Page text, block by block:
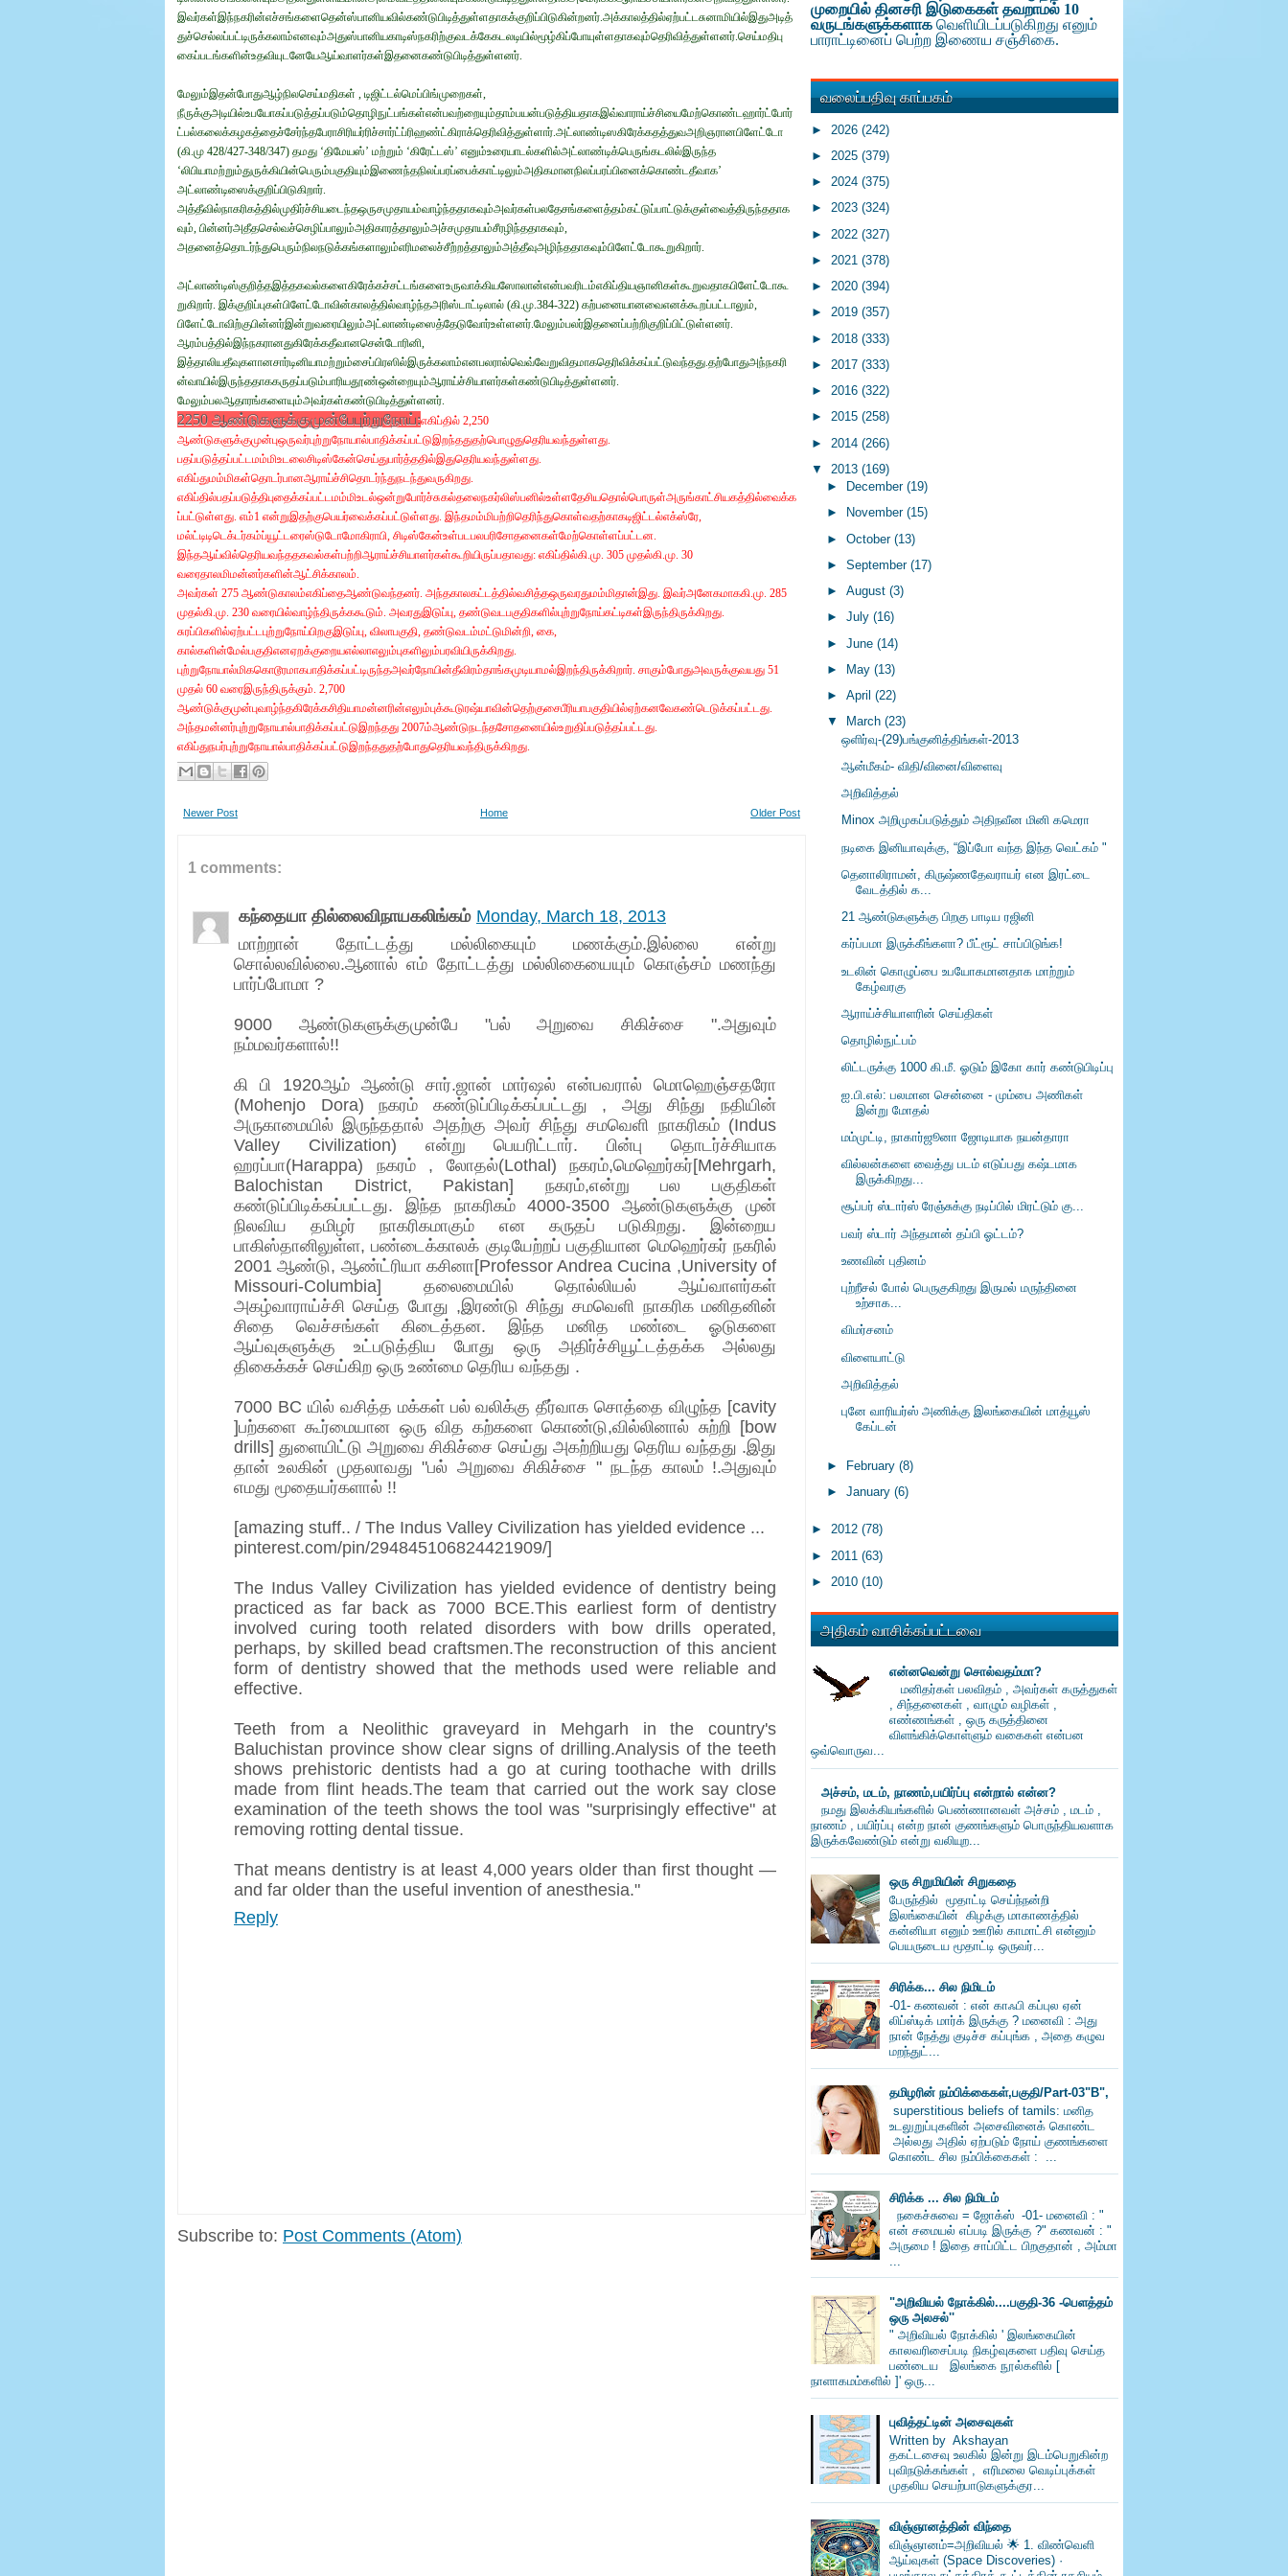
இவர்கள்இந்நகரின்எச்சங்களைதென்ஸ்பானியவில்கண்டுபிடித்துள்ளதாகக்குறிப்பிடுகின்றனர்.அக்காலத்தில்ஏற்பட்டசுனாமியில்இதுஅடித்
துச்செல்லப்பட்டிருக்கலாம்எனவும்அதுஸ்பானியகாடிஸ்நகரிற்குவடக்கேகடலடியில்மூழ்கிப்போயுள்ளதாகவும்தெரிவித்துள்ளனர்.செய்மதிபு
கைப்படங்களின்உதவியுடனேயேஆய்வாளர்கள்இதனைகண்டுபிடித்துள்ளனர்.
மேலும்இதன்போதுஆழ்நிலசெய்மதிகள் , டிஜிட்டல்மெப்பிங்முறைகள்,
நீருக்குஅடியில்உபயோகப்படுத்தப்படும்தொழிநுட்பங்கள்என்பவற்றையும்தாம்பயன்படுத்தியதாகஇவ்வாராய்ச்சியைமேற்கொண்டஹார்ட்போர்
ட்பல்கலைக்கழகத்தைச்சேர்ந்தபேராசிரியர்ரிச்சார்ட்ப்ரிஹண்ட்கிராக்தெரிவித்துள்ளார்.அட்லாண்டிஸகிரேக்கதத்துவஅறிஞரானபிளேட்டோ
(கி.மு 428/427-348/347) தமது ‘திமேயஸ்’ மற்றும் ‘கிரேட்டஸ்’ எனும்உரையாடல்களில்அட்லாண்டிக்பெருங்கடலில்இருந்த
‘லிபியாமற்றும்துருக்கியின்பெரும்பகுதியும்இணைந்தநிலப்பரப்பைக்காட்டிலும்அதிகமானநிலப்பரப்பினைக்கொண்டதீவாக’
அட்லாண்டிஸைக்குறிப்பிடுகிறார்.
அத்தீவில்நாகரிகத்தில்முதிர்ச்சியடைந்தஒருசமுதாயம்வாழ்ந்ததாகவும்அவர்கள்பலதேசங்களைத்தம்கட்டுப்பாட்டுக்குள்வைத்திருந்ததாக
வும், பின்னர்அதீதசெல்வச்செழிப்பாலும்அதிகாரத்தாலும்அச்சமுதாயம்சீரழிந்ததாகவும்,
அதனைத்தொடர்ந்துபெரும்நிலநடுக்கங்களாலும்எரிமலைச்சீற்றத்தாலும்அத்தீவுஅழிந்ததாகவும்பிளேட்டோகூறுகிறார்.
அட்லாண்டிஸ்குறித்தஇத்தகவல்களைகிரேக்கச்சட்டங்களைஉருவாக்கியஸோலான்என்பவரிடம்எகிப்தியஞானிகள்கூறுவதாகபிளேட்டோகூ
றுகிறார். இக்குறிப்புகள்பிளேட்டோவின்காலத்தில்வாழ்ந்தஅரிஸ்டாட்டிலால் (கி.மு.384-322) கற்பனையானவைஎனக்கூறப்பட்டாலும்,
பிளேட்டோவிற்குபின்னர்இன்றுவரையிலும்அட்லாண்டிஸைத்தேடுவோர்உள்ளனர்.மேலும்பலர்இதனைப்பற்றிகுறிப்பிட்டுள்ளனர்.
ஆரம்பத்தில்இந்நகரானதுகிரேக்கதீவானசென்டோரினி,
இத்தாலியதீவுகளானசார்டினியாமற்றும்சைப்பிரஸில்இருக்கலாம்எனபலரால்வெவ்வேறுவிதமாகதெரிவிக்கப்பட்டுவந்தது.தற்போதுஅந்நகரி
ன்வாயில்இருந்ததாககருதப்படும்பாரியதூண்ஒன்றையும்ஆராய்ச்சியாளர்கள்கண்டுபிடித்துள்ளனர்.
மேலும்பலஆதாரங்களையும்அவர்கள்கண்டுபிடித்துள்ளனர்.
2250 ஆண்டுகளுக்குமுன்பேபுற்றுநோய்:எகிப்தில் 2,250
ஆண்டுகளுக்குமுன்புஒருவர்புற்றுநோயால்பாதிக்கப்பட்டுஇறந்ததுதற்பொழுதுதெரியவந்துள்ளது.
பதப்படுத்தப்பட்டமம்மிஉடலைசிடிஸ்கேன்செய்துபார்த்ததில்இதுதெரியவந்துள்ளது.
எகிப்துமம்மிகள்தொடர்பானஆராய்ச்சிதொடர்ந்துநடந்துவருகிறது.
எகிப்தில்பதப்படுத்திபுதைக்கப்பட்டமம்மிஉடல்ஒன்றுபோர்ச்சுகல்தலைநகர்லிஸ்பனில்உள்ளதேசியதொல்பொருள்அருங்காட்சியகத்தில்வைக்க
ப்பட்டுள்ளது. எம்1 என்றுஇதற்குபெயர்வைக்கப்பட்டுள்ளது. இந்தமம்மிபற்றிதெரிந்துகொள்வதற்காகடிஜிட்டல்எக்ஸ்ரே,
மல்ட்டிடிடெக்டர்கம்ப்யூட்டரைஸ்டுடோமோகிராபி, சிடிஸ்கேன்உள்படபலபரிசோதனைகள்மேற்கொள்ளப்பட்டன.
இந்தஆய்வில்தெரியவந்ததகவல்கள்பற்றிஆராய்ச்சியாளர்கள்கூறியிருப்பதாவது: எகிப்தில்கி.மு. 305 முதல்கி.மு. 30
வரைதாலமிமன்னர்களின்ஆட்சிக்காலம்.
அவர்கள் 275 ஆண்டுகாலம்எகிப்தைஆண்டுவந்தனர். அந்தகாலகட்டத்தில்வசித்தஒருவரதுமம்மிதான்இது. இவர்அனேகமாககி.மு. 285
முதல்கி.மு. 230 வரையில்வாழ்ந்திருக்ககூடும். அவரதுஇடுப்பு, தண்டுவடபகுதிகளில்புற்றுநோய்கட்டிகள்இருந்திருக்கிறது.
சுரப்பிகளில்ஏற்பட்டபுற்றுநோய்பிறகுஇடுப்பு, விலாபகுதி, தண்டுவடம்மட்டுமின்றி, கை,
கால்களின்மேல்பகுதிஎனஏறக்குறையஎல்லாஎலும்புகளிலும்பரவியிருக்கிறது.
புற்றுநோயால்மிககொடூரமாகபாதிக்கப்பட்டிருந்தஅவர்நோயின்தீவிரம்தாங்கமுடியாமல்இறந்திருக்கிறார். சாகும்போதுஅவருக்குவயது 51
முதல் 60 வரைஇருந்திருக்கும். 2,700
ஆண்டுக்குமுன்புவாழ்ந்தகிரேக்கசிதியாமன்னரின்எலும்புக்கூடுரஷ்யாவின்தெற்குசைபீரியாபகுதியில்ஏற்கனவேகண்டெடுக்கப்பட்டது.
அந்தமன்னர்புற்றுநோயால்பாதிக்கப்பட்டுஇறந்தது 2007ம்ஆண்டுநடந்தசோதனையில்உறுதிப்படுத்தப்பட்டது.
எகிப்துநபர்புற்றுநோயால்பாதிக்கப்பட்டுஇறந்ததுதற்போதுதெரியவந்திருக்கிறது.
Newer Post Older Post
Home
1 comments:
கந்தையா தில்லைவிநாயகலிங்கம் Monday, March 18, 2013
மாற்றான் தோட்டத்து மல்லிகையும் மணக்கும்.இல்லை என்று
சொல்லவில்லை.ஆனால் எம் தோட்டத்து மல்லிகையையும் கொஞ்சம் மணந்து
பார்ப்போமா ?
9000 ஆண்டுகளுக்குமுன்பே "பல் அறுவை சிகிச்சை ".அதுவும்
நம்மவர்களால்!!
கி பி 1920ஆம் ஆண்டு சார்.ஜான் மார்ஷல் என்பவரால் மொஹெஞ்சதரோ
(Mohenjo Dora) நகரம் கண்டுப்பிடிக்கப்பட்டது , அது சிந்து நதியின்
அருகாமையில் இருந்ததால் அதற்கு அவர் சிந்து சமவெளி நாகரிகம் (Indus
Valley Civilization) என்று பெயரிட்டார். பின்பு தொடர்ச்சியாக
ஹரப்பா(Harappa) நகரம் , லோதல்(Lothal) நகரம்,மெஹெர்கர்[Mehrgarh,
Balochistan District, Pakistan] நகரம்,என்று பல பகுதிகள்
கண்டுப்பிடிக்கப்பட்டது. இந்த நாகரிகம் 4000-3500 ஆண்டுகளுக்கு முன்
நிலவிய தமிழர் நாகரிகமாகும் என கருதப் படுகிறது. இன்றைய
பாகிஸ்தானிலுள்ள, பண்டைக்காலக் குடியேற்றப் பகுதியான மெஹெர்கர் நகரில்
2001 ஆண்டு, ஆண்ட்ரியா கசினா[Professor Andrea Cucina ,University of
Missouri-Columbia] தலைமையில் தொல்லியல் ஆய்வாளர்கள்
அகழ்வாராய்ச்சி செய்த போது ,இரண்டு சிந்து சமவெளி நாகரிக மனிதனின்
சிதை வெச்சங்கள் கிடைத்தன. இந்த மனித மண்டை ஓடுகளை
ஆய்வுகளுக்கு உட்படுத்திய போது ஒரு அதிர்ச்சியூட்டத்தக்க அல்லது
திகைக்கச் செய்கிற ஒரு உண்மை தெரிய வந்தது .
7000 BC யில் வசித்த மக்கள் பல் வலிக்கு தீர்வாக சொத்தை விழுந்த [cavity
]பற்களை கூர்மையான ஒரு வித கற்களை கொண்டு,வில்லினால் சுற்றி [bow
drills] துளையிட்டு அறுவை சிகிச்சை செய்து அகற்றியது தெரிய வந்தது .இது
தான் உலகின் முதலாவது "பல் அறுவை சிகிச்சை " நடந்த காலம் !.அதுவும்
எமது மூதையர்களால் !!
[amazing stuff.. / The Indus Valley Civilization has yielded evidence ...
pinterest.com/pin/294845106824421909/]
The Indus Valley Civilization has yielded evidence of dentistry being
practiced as far back as 7000 BCE.This earliest form of dentistry
involved curing tooth related disorders with bow drills operated,
perhaps, by skilled bead craftsmen.The reconstruction of this ancient
form of dentistry showed that the methods used were reliable and
effective.
Teeth from a Neolithic graveyard in Mehgarh in the country's
Baluchistan province show clear signs of drilling.Analysis of the teeth
shows prehistoric dentists had a go at curing toothache with drills
made from flint heads.The team that carried out the work say close
examination of the teeth shows the tool was "surprisingly effective" at
removing rotting dental tissue.
That means dentistry is at least 4,000 years older than first thought —
and far older than the useful invention of anesthesia."
Reply
Subscribe to: Post Comments (Atom)
முறையில் தினசரி இடுகைகள் தவறாமல் 10
வருடங்களுக்களாக வெளியிடப்படுகிறது எனும்
பாராட்டினைப் பெற்ற இணைய சஞ்சிகை.
வலைப்பதிவு காப்பகம்
► 2026 (242)
► 2025 (379)
► 2024 (375)
► 2023 (324)
► 2022 (327)
► 2021 (378)
► 2020 (394)
► 2019 (357)
► 2018 (333)
► 2017 (333)
► 2016 (322)
► 2015 (258)
► 2014 (266)
▼ 2013 (169)
►
December (19)
►
November (15)
► October (13)
► September (17)
► August (3)
► July (16)
► June (14)
►
May (13)
► April (22)
▼
March (23)
ஒளிர்வு-(29)பங்குனித்திங்கள்-2013
ஆன்மீகம்- விதி/வினை/விளைவு
அறிவித்தல்
Minox அறிமுகப்படுத்தும் அதிநவீன மினி கமெரா
நடிகை இனியாவுக்கு, “இப்போ வந்த இந்த வெட்கம் "
தெனாலிராமன், கிருஷ்ணதேவராயர் என இரட்டை
வேடத்தில் க...
21 ஆண்டுகளுக்கு பிறகு பாடிய ரஜினி
கர்ப்பமா இருக்கீங்களா? பீட்ரூட் சாப்பிடுங்க!
உடலின் கொழுப்பை உபயோகமானதாக மாற்றும்
கேழ்வரகு
ஆராய்ச்சியாளரின் செய்திகள்
தொழில்நுட்பம்
லிட்டருக்கு 1000 கி.மீ. ஓடும் இகோ கார் கண்டுபிடிப்பு
ஐ.பி.எல்: பலமான சென்னை - மும்பை அணிகள்
இன்று மோதல்
மம்முட்டி, நாகார்ஜூனா ஜோடியாக நயன்தாரா
வில்லன்களை வைத்து படம் எடுப்பது கஷ்டமாக
இருக்கிறது...
சூப்பர் ஸ்டார்ஸ் ரேஞ்சுக்கு நடிப்பில் மிரட்டும் கு...
பவர் ஸ்டார் அந்தமான் தப்பி ஓட்டம்?
உணவின் புதினம்
புற்றீசல் போல் பெருகுகிறது இருமல் மருந்தினை
உற்சாக...
விமர்சனம்
விளையாட்டு
அறிவித்தல்
புனே வாரியர்ஸ் அணிக்கு இலங்கையின் மாத்யூஸ்
கேப்டன்
► February (8)
► January (6)
► 2012 (78)
► 2011 (63)
► 2010 (10)
அதிகம் வாசிக்கப்பட்டவை
என்னவென்று சொல்வதம்மா?
மனிதர்கள் பலவிதம் , அவர்கள் கருத்துகள்
, சிந்தனைகள் , வாழும் வழிகள் ,
எண்ணங்கள் , ஒரு கருத்தினை
விளங்கிக்கொள்ளும் வகைகள் என்பன
ஒவ்வொருவ...
அச்சம், மடம், நாணம்,பயிர்ப்பு என்றால் என்ன?
நமது இலக்கியங்களில் பெண்ணானவள் அச்சம் , மடம் ,
நாணம் , பயிர்ப்பு என்ற நான் குணங்களும் பொருந்தியவளாக
இருக்கவேண்டும் என்று வலியுற...
ஒரு சிறுமியின் சிறுகதை
பேருந்தில் மூதாட்டி செய்ந்நன்றி
இலங்கையின் கிழக்கு மாகாணத்தில்
கன்னியா எனும் ஊரில் காமாட்சி என்னும்
பெயருடைய மூதாட்டி ஒருவர்...
சிரிக்க... சில நிமிடம்
-01- கணவன் : என் காஃபி கப்புல ஏன்
லிப்ஸ்டிக் மார்க் இருக்கு ? மனைவி : அது
நான் நேத்து குடிச்ச கப்புங்க , அதை கழுவ
மறந்துட்...
தமிழரின் நம்பிக்கைகள்,பகுதி/Part-03"B",
superstitious beliefs of tamils: மனித
உடலுறுப்புகளின் அசைவினைக் கொண்ட
அல்லது அதில் ஏற்படும் நோய் குணங்களை
கொண்ட சில நம்பிக்கைகள் : ...
சிரிக்க ... சில நிமிடம்
நகைச்சுவை = ஜோக்ஸ் -01- மனைவி : "
என் சமையல் எப்படி இருக்கு ?" கணவன் : "
அருமை ! இதை சாப்பிட்ட பிறகுதான் , அம்மா
...
"அறிவியல் நோக்கில்....பகுதி-36 -பெளத்தம்
ஒரு அலசல்''
" அறிவியல் நோக்கில் ' இலங்கையின்
காலவரிசைப்படி நிகழ்வுகளை பதிவு செய்த
பண்டைய இலங்கை நூல்களில் [
நாளாகமம்களில் ]' ஒரு...
புவித்தட்டின் அசைவுகள்
Written by Akshayan
தகட்டசைவு உலகில் இன்று இடம்பெறுகின்ற
புவிநடுக்கங்கள் , எரிமலை வெடிப்புக்கள்
முதலிய செயற்பாடுகளுக்குர...
விஞ்ஞானத்தின் விந்தை
விஞ்ஞானம்=அறிவியல் 🌟 1. விண்வெளி
ஆய்வுகள் (Space Discoveries) ·